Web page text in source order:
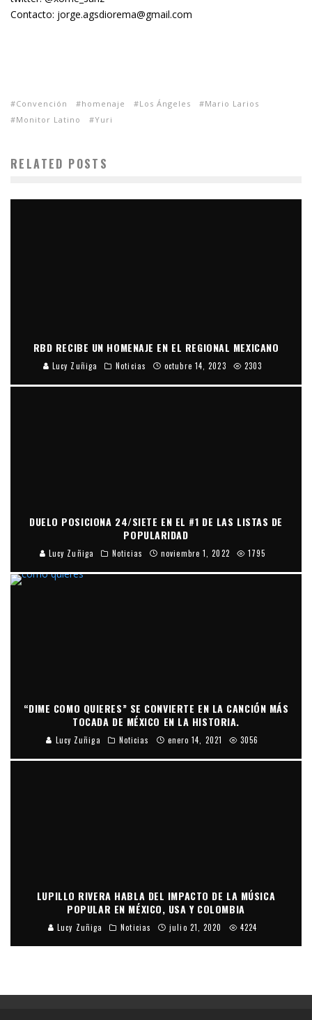
Contacto: jorge.agsdiorema@gmail.com
Convención homenaje Los Ángeles
Mario Larios
Monitor Latino
Yuri
RELATED POSTS
RBD RECIBE UN HOMENAJE EN EL REGIONAL MEXICANO
Lucy Zuñiga Noticias octubre 14, 2023 2303
DUELO POSICIONA 24/SIETE EN EL #1 DE LAS LISTAS DE
POPULARIDAD
Lucy Zuñiga Noticias noviembre 1, 2022 1795
“DIME COMO QUIERES” SE CONVIERTE EN LA CANCIÓN MÁS
TOCADA DE MÉXICO EN LA HISTORIA.
Lucy Zuñiga Noticias enero 14, 2021 3056
LUPILLO RIVERA HABLA DEL IMPACTO DE LA MÚSICA
POPULAR EN MÉXICO, USA Y COLOMBIA
Lucy Zuñiga Noticias julio 21, 2020 4224